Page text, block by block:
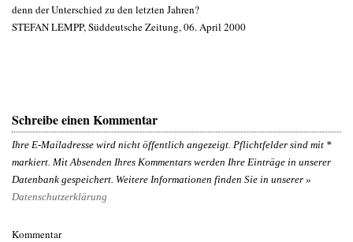
denn der Unterschied zu den letzten Jahren?
STEFAN LEMPP, Süddeutsche Zeitung, 06. April 2000
Schreibe einen Kommentar
Ihre E-Mailadresse wird nicht öffentlich angezeigt. Pflichtfelder sind mit *
markiert. Mit Absenden Ihres Kommentars werden Ihre Einträge in unserer
Datenbank gespeichert. Weitere Informationen finden Sie in unserer »
Datenschutzerklärung
Kommentar